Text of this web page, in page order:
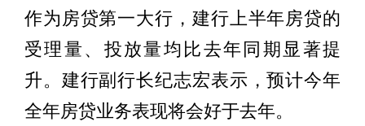
作为房贷第一大行，建行上半年房贷的
受理量、投放量均比去年同期显著提
升。建行副行长纪志宏表示，预计今年
全年房贷业务表现将会好于去年。